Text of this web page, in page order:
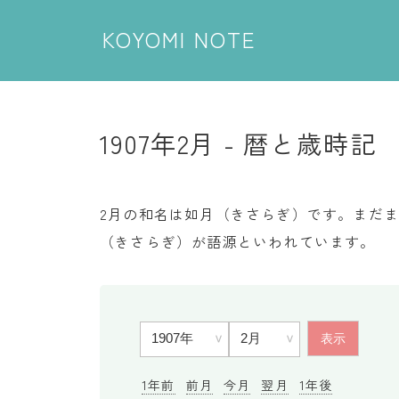
KOYOMI NOTE
1907年2月 - 暦と歳時記
2月の和名は如月（きさらぎ）です。まだ
（きさらぎ）が語源といわれています。
1年前 前月 今月 翌月 1年後